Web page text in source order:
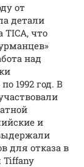
от
детали
что
над
1992 год. В
и
для отказа в
Tiffany